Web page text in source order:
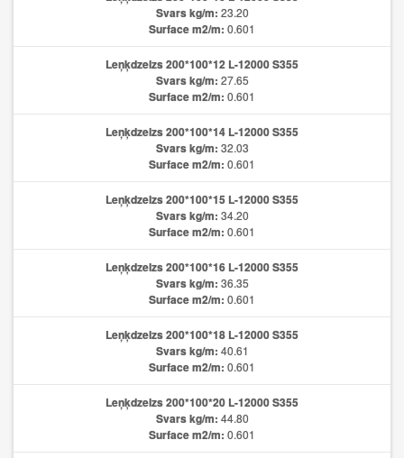
Svars kg/m: 23.20
Surface m2/m: 0.601
Leņķdzelzs 200*100*12 L-12000 S355
Svars kg/m: 27.65
Surface m2/m: 0.601
Leņķdzelzs 200*100*14 L-12000 S355
Svars kg/m: 32.03
Surface m2/m: 0.601
Leņķdzelzs 200*100*15 L-12000 S355
Svars kg/m: 34.20
Surface m2/m: 0.601
Leņķdzelzs 200*100*16 L-12000 S355
Svars kg/m: 36.35
Surface m2/m: 0.601
Leņķdzelzs 200*100*18 L-12000 S355
Svars kg/m: 40.61
Surface m2/m: 0.601
Leņķdzelzs 200*100*20 L-12000 S355
Svars kg/m: 44.80
Surface m2/m: 0.601